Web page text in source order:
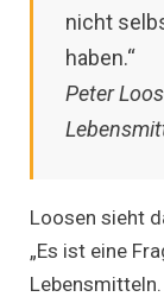
nicht
haben.“
Peter
Loosen sieht
„Es ist eine